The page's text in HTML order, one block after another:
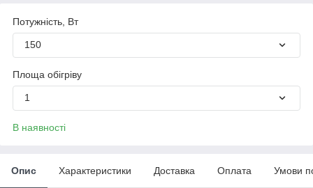
Потужність, Вт
150
Площа обігріву
1
В наявності
Опис Характеристики Доставка Оплата Умови